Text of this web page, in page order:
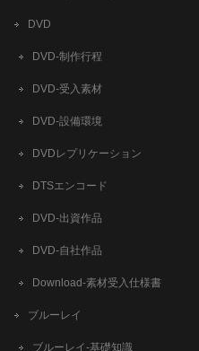
DVD
DVD-制作行程
DVD-受入素材
DVD-設備環境
DVDレプリケーション
DTSエンコード
DVD-出資作品
DVD-自社作品
​Download-素材受入仕様書
ブルーレイ
ブルーレイ-基礎知識